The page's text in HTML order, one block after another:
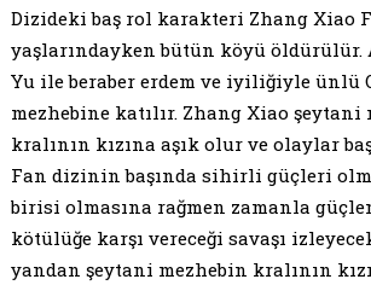
Dizideki baş rol karakteri Zhang Xiao
yaşlarındayken bütün köyü öldürülür.
Yu ile beraber erdem ve iyiliğiyle ünlü
mezhebine katılır. Zhang Xiao şeytani
kralının kızına aşık olur ve olaylar
Fan dizinin başında sihirli güçleri
birisi olmasına rağmen zamanla
kötülüğe karşı vereceği savaşı
yandan şeytani mezhebin kralının